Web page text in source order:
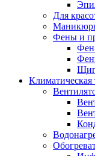
Для
Фены и
Климатическая